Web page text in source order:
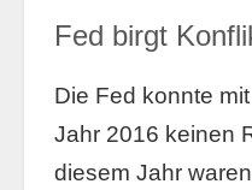
Fed birgt
Die Fed konnte
Jahr 2016 keinen
diesem Jahr